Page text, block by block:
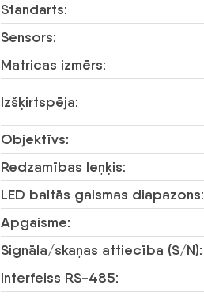
Standarts:
Sensors:
Matricas izmērs:
Izšķirtspēja:
Objektīvs:
Redzamības leņķis:
LED baltās gaismas diapazons:
Apgaisme:
Signāla/skaņas attiecība (S/N):
Interfeiss RS-485: